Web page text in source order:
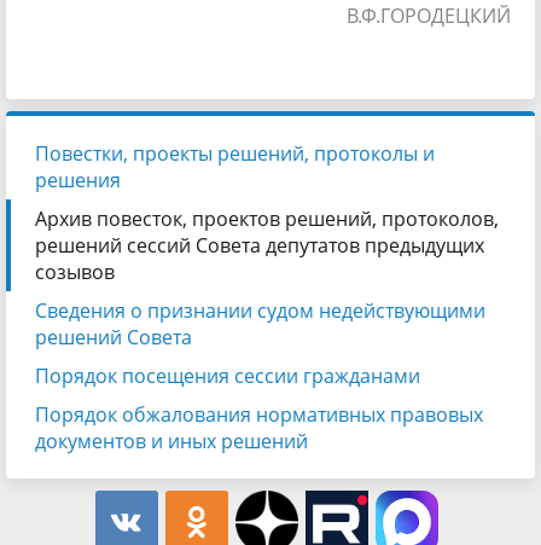
В.Ф.ГОРОДЕЦКИЙ
Повестки, проекты решений, протоколы и
решения
Архив повесток, проектов решений, протоколов,
решений сессий Совета депутатов предыдущих
созывов
Сведения о признании судом недействующими
решений Совета
Порядок посещения сессии гражданами
Порядок обжалования нормативных правовых
документов и иных решений